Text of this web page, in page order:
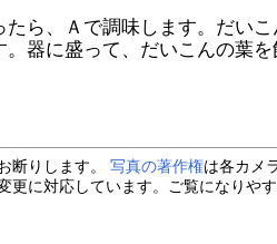
たら、Ａで調味します。だい
。器に盛って、だいこんの葉
断りします。 写真の著作権は各カメ
更に対応しています。ご覧になりや